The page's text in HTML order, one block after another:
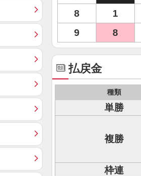
8
1
9
8
払戻金
種類
単勝
複勝
枠連